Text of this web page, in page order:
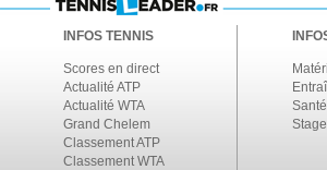
INFOS TENNIS
Scores en direct
Actualité ATP
Actualité WTA
Grand Chelem
Classement ATP
Classement WTA